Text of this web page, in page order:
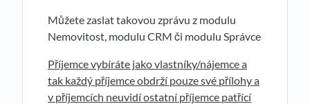
Můžete zaslat takovou zprávu z modulu
Nemovitost, modulu CRM či modulu Správce
Příjemce vybíráte jako vlastníky/nájemce a
tak každý příjemce obdrží pouze své přílohy a
v příjemcích neuvidí ostatní příjemce patřící